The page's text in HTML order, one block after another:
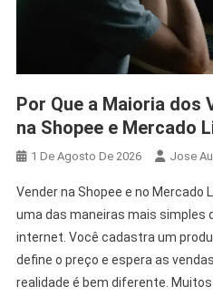
Por Que a Maioria dos
na Shopee e Mercado
1 De Agosto De 2026 Jose
Vender na Shopee e no Mercado
uma das maneiras mais simples
internet. Você cadastra um
define o preço e espera as
realidade é bem diferente.